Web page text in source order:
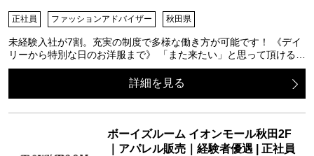
正社員 ファッションアドバイザー 秋田県
未経験入社が7割。充実の制度で多様な働き方が可能です！ 《デイ
リーから特別な日のお洋服まで》 「また来たい」と思って頂ける…
詳細を見る
ボーイズルーム イオンモール秋田2F
｜アパレル販売｜経験者優遇 | 正社員